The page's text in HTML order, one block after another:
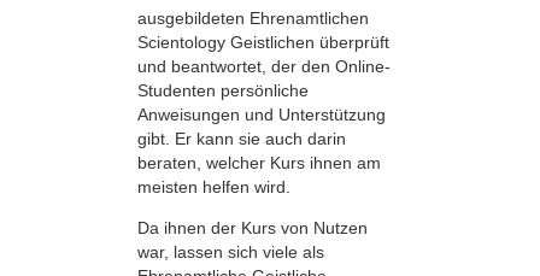
ausgebildeten Ehrenamtlichen
Scientology Geistlichen überprüft
und beantwortet, der den Online-
Studenten persönliche
Anweisungen und Unterstützung
gibt. Er kann sie auch darin
beraten, welcher Kurs ihnen am
meisten helfen wird.
Da ihnen der Kurs von Nutzen
war, lassen sich viele als